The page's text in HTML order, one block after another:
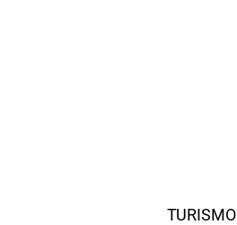
TURISMO